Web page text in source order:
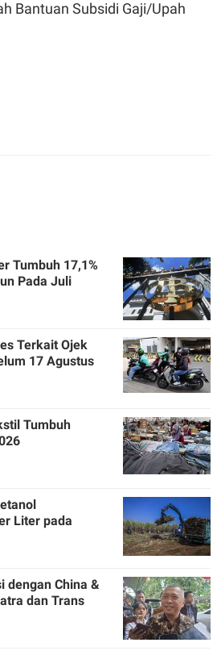
Bantuan Subsidi Gaji/Upah
Tumbuh 17,1%
Pada Juli
Terkait Ojek
17 Agustus
Tumbuh
Liter pada
dengan China &
dan Trans